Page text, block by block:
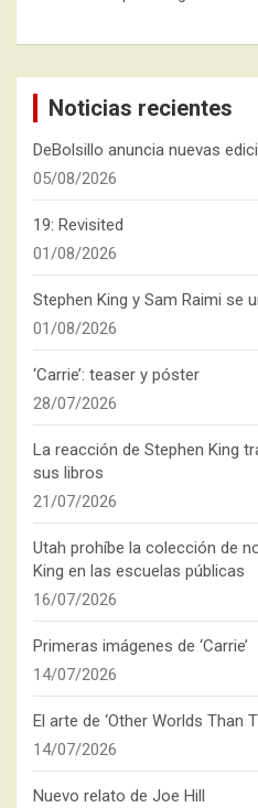
Noticias recientes
DeBolsillo anuncia nuevas
05/08/2026
19: Revisited
01/08/2026
Stephen King y Sam Raimi se
01/08/2026
‘Carrie’: teaser y póster
28/07/2026
La reacción de Stephen King
sus libros
21/07/2026
Utah prohíbe la colección de
King en las escuelas públicas
16/07/2026
Primeras imágenes de ‘Carrie’
14/07/2026
El arte de ‘Other Worlds Than
14/07/2026
Nuevo relato de Joe Hill